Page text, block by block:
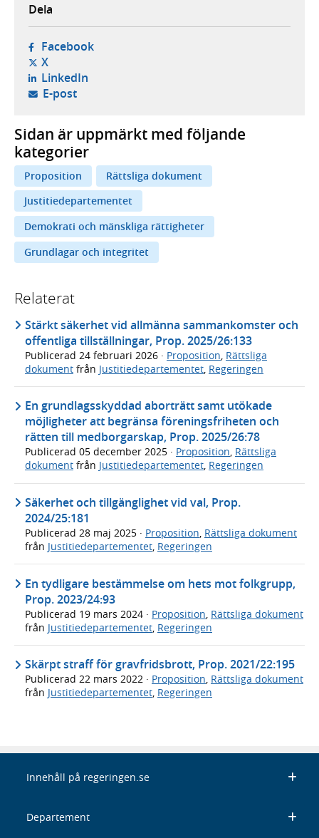
Dela
Facebook- öppnas i ny flik, extern webbplats,
X- öppnas i ny flik, extern webbplats,
LinkedIn- öppnas i ny flik, extern webbplats,
E-post- öppnar din e-postklient,
Sidan är uppmärkt med följande
kategorier
Proposition
Rättsliga dokument
Justitiedepartementet
Demokrati och mänskliga rättigheter
Grundlagar och integritet
Relaterat
Stärkt säkerhet vid allmänna sammankomster och
offentliga tillställningar, Prop. 2025/26:133
Publicerad 24 februari 2026 · Proposition Rättsliga
dokument från Justitiedepartementet Regeringen
En grundlagsskyddad aborträtt samt utökade
möjligheter att begränsa föreningsfriheten och
rätten till medborgarskap, Prop. 2025/26:78
Publicerad 05 december 2025 · Proposition, Rättsliga
dokument från Justitiedepartementet, Regeringen
Säkerhet och tillgänglighet vid val, Prop.
2024/25:181
Publicerad 28 maj 2025 · Proposition, Rättsliga dokument
från Justitiedepartementet, Regeringen
En tydligare bestämmelse om hets mot folkgrupp,
Prop. 2023/24:93
Publicerad 19 mars 2024 · Proposition Rättsliga dokument
från Justitiedepartementet Regeringen
Skärpt straff för gravfridsbrott, Prop. 2021/22:195
Publicerad 22 mars 2022 · Proposition, Rättsliga dokument
från Justitiedepartementet, Regeringen
Innehåll på regeringen.se
Departement